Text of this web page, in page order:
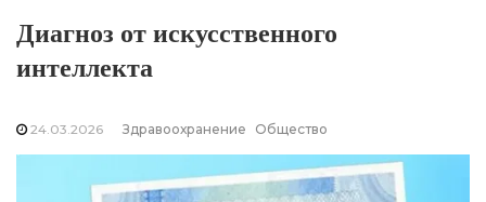
Диагноз от искусственного
интеллекта
24.03.2026 Здравоохранение Общество